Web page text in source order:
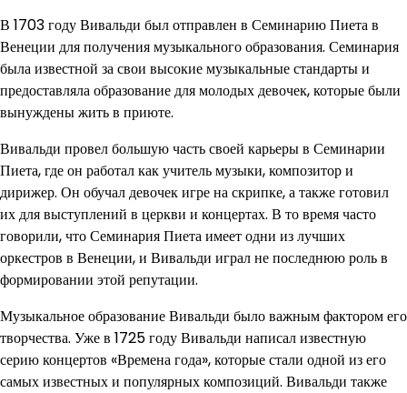
В 1703 году Вивальди был отправлен в Семинарию Пиета в
Венеции для получения музыкального образования. Семинария
была известной за свои высокие музыкальные стандарты и
предоставляла образование для молодых девочек, которые были
вынуждены жить в приюте.
Вивальди провел большую часть своей карьеры в Семинарии
Пиета, где он работал как учитель музыки, композитор и
дирижер. Он обучал девочек игре на скрипке, а также готовил
их для выступлений в церкви и концертах. В то время часто
говорили, что Семинария Пиета имеет одни из лучших
оркестров в Венеции, и Вивальди играл не последнюю роль в
формировании этой репутации.
Музыкальное образование Вивальди было важным фактором его
творчества. Уже в 1725 году Вивальди написал известную
серию концертов «Времена года», которые стали одной из его
самых известных и популярных композиций. Вивальди также